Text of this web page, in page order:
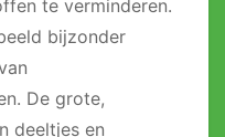
te verminderen.
bijzonder
De grote,
deeltjes en